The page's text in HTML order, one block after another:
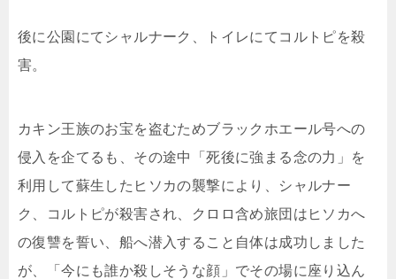
後に公園にてシャルナーク、トイレにてコルトピを殺
害。
カキン王族のお宝を盗むためブラックホエール号への
侵入を企てるも、その途中「死後に強まる念の力」を
利用して蘇生したヒソカの襲撃により、シャルナー
ク、コルトピが殺害され、クロロ含め旅団はヒソカへ
の復讐を誓い、船へ潜入すること自体は成功しました
が、「今にも誰か殺しそうな顔」でその場に座り込ん